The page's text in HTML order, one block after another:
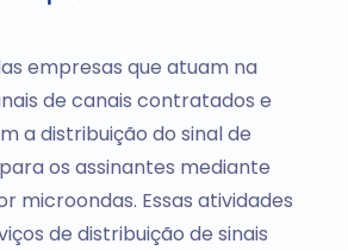
empresas que atuam na
de canais contratados e
a distribuição do sinal de
os assinantes mediante
microondas. Essas atividades
de distribuição de sinais